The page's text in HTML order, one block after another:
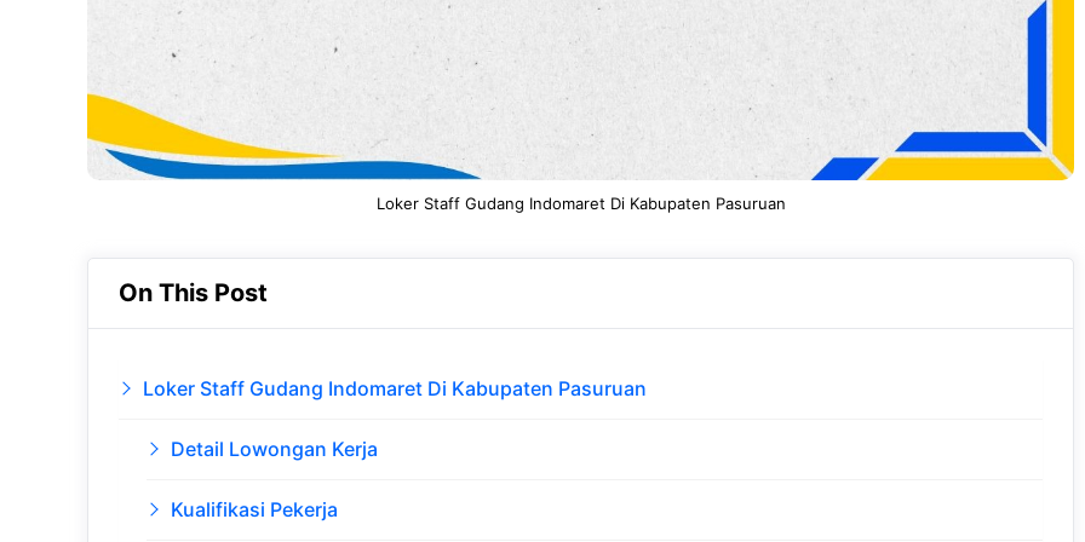
Loker Staff Gudang Indomaret Di Kabupaten Pasuruan
On This Post
Loker Staff Gudang Indomaret Di Kabupaten Pasuruan
Detail Lowongan Kerja
Kualifikasi Pekerja